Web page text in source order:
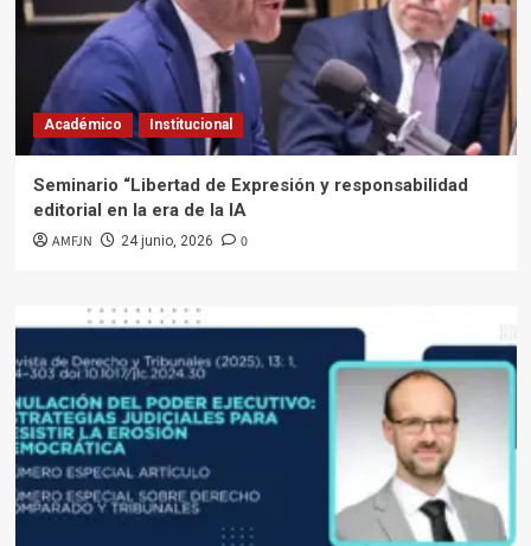
Académico Institucional
Seminario “Libertad de Expresión y responsabilidad
editorial en la era de la IA
AMFJN 24 junio, 2026 0